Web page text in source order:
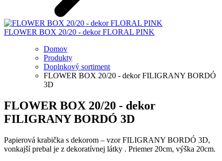
FLOWER BOX 20/20 - dekor FLORAL PINK
Domov
Produkty
Doplnkový sortiment
FLOWER BOX 20/20 - dekor FILIGRANY BORDÓ
3D
FLOWER BOX 20/20 - dekor
FILIGRANY BORDÓ 3D
Papierová krabička s dekorom – vzor FILIGRANY BORDÓ 3D,
vonkajší prebal je z dekoratívnej látky . Priemer 20cm, výška 20cm.